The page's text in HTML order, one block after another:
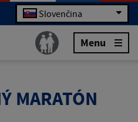
Slovenčina
Menu
MARATÓN